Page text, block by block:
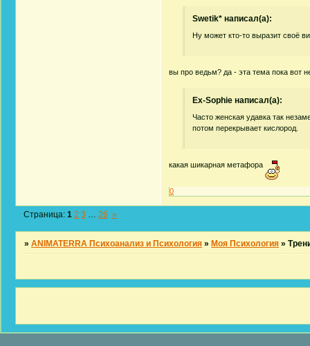
Swetik* написал(а):
Ну может кто-то выразит своё
вы про ведьм? да - эта тема пока вот
Ex-Sophie написал(а):
Часто женская удавка так
потом перекрывает кислород.
какая шикарная метафора
0
Страница:1 2 3 … 26 »
»ANIMATERRA Психоанализ и Психология »Моя Психология »